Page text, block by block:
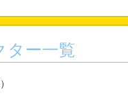
ター一覧